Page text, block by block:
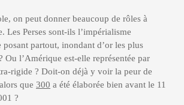
on peut donner beaucoup de rôles à
Les Perses sont-ils l’impérialisme
posant partout, inondant d’or les plus
Ou l’Amérique est-elle représentée par
rigide ? Doit-on déjà y voir la peur de
que 300 a été élaborée bien avant le 11
?